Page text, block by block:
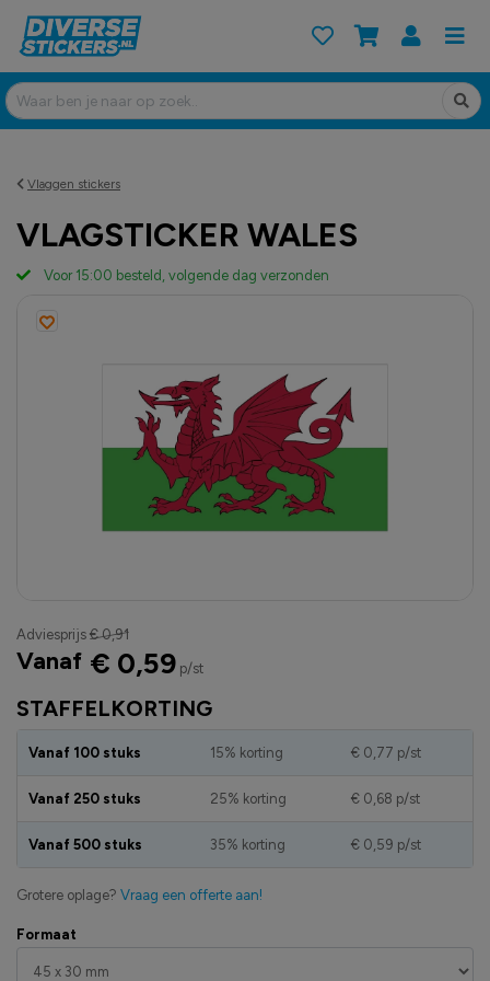
Vlaggen stickers
VLAGSTICKER WALES
Formaat
STAFFELKORTING
Vanaf 100 stuks 15% korting € 0,77 p/st
Vanaf 250 stuks 25% korting € 0,68 p/st
Vanaf 500 stuks 35% korting € 0,59 p/st
Grotere oplage? Vraag een offerte aan!
Adviesprijs € 0,91
Vanaf € 0,59p/st
Voor 15:00 besteld, volgende dag verzonden